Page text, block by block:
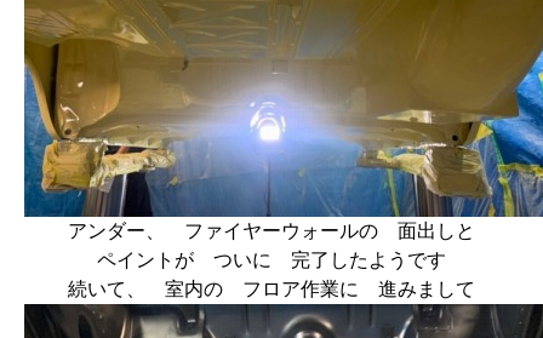
アンダー、 ファイヤーウォールの 面出しと
ペイントが ついに 完了したようです
続いて、 室内の フロア作業に 進みまして